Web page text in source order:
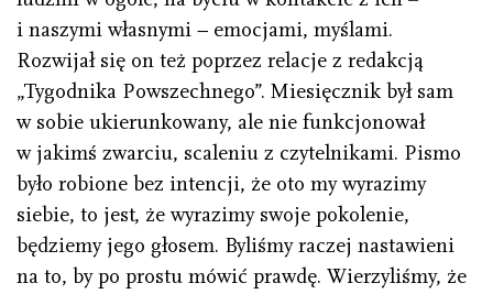
i naszymi własnymi − emocjami, myślami.
Rozwijał się on też poprzez relacje z redakcją
„Tygodnika Powszechnego”. Miesięcznik był sam
w sobie ukierunkowany, ale nie funkcjonował
w jakimś zwarciu, scaleniu z czytelnikami. Pismo
było robione bez intencji, że oto my wyrazimy
siebie, to jest, że wyrazimy swoje pokolenie,
będziemy jego głosem. Byliśmy raczej nastawieni
na to, by po prostu mówić prawdę. Wierzyliśmy, że